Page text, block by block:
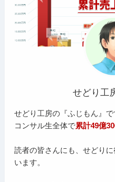
せどり工
せどり工房の『ふじもん』で
コンサル生全体で累計49億
読者の皆さんにも、せどり
います。